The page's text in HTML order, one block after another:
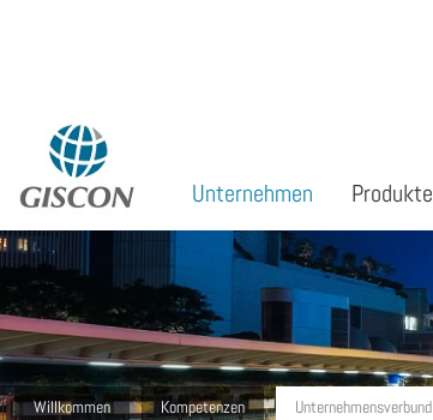
Unternehmen Produkte
Willkommen Kompetenzen Unternehmensverbund